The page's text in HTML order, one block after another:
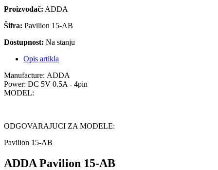
Proizvođač: ADDA
Šifra: Pavilion 15-AB
Dostupnost: Na stanju
Opis artikla
Manufacture: ADDA
Power: DC 5V 0.5A - 4pin
MODEL:
ODGOVARAJUCI ZA MODELE:
Pavilion 15-AB
ADDA Pavilion 15-AB